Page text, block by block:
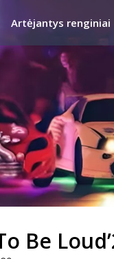
Artėjantys renginiai
Be